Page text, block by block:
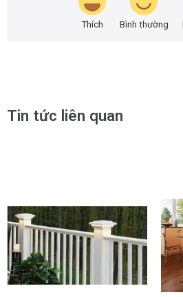
Thích Bình thường
Tin tức liên quan